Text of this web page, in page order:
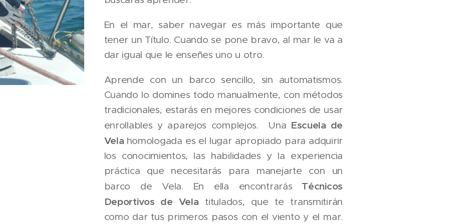
En el mar, saber navegar es más importante que
tener un Título. Cuando se pone bravo, al mar le va a
dar igual que le enseñes uno u otro.
Aprende con un barco sencillo, sin automatismos.
Cuando lo domines todo manualmente, con métodos
tradicionales, estarás en mejores condiciones de usar
enrollables y aparejos complejos. Una Escuela de
Vela homologada es el lugar apropiado para adquirir
los conocimientos, las habilidades y la experiencia
práctica que necesitarás para manejarte con un
barco de Vela. En ella encontrarás Técnicos
Deportivos de Vela titulados, que te transmitirán
como dar tus primeros pasos con el viento y el mar.